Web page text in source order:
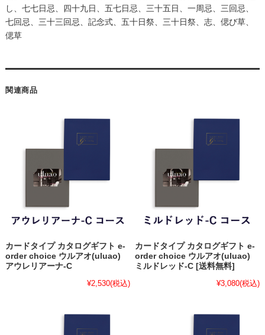
し、七七日忌、四十九日、五七日忌、三十五日、一周忌、三回忌、
七回忌、三十三回忌、記念式、五十日祭、三十日祭、志、偲び草、
偲草
関連商品
カードタイプ カタログギフト e-
order choice ウルアオ(uluao)
アウレリアーナ-C
¥2,530(税込)
カードタイプ カタログギフト e-
order choice ウルアオ(uluao)
ミルドレッド-C [送料無料]
¥3,080(税込)